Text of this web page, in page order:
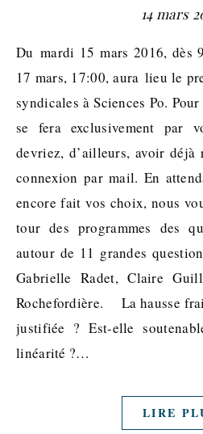
14 mars
Du mardi 15 mars 2016, dès 9:00 du matin, au jeudi
17 mars, 17:00, aura lieu le
syndicales à Sciences Po.
se fera exclusivement par
devriez, d’ailleurs, avoir
connexion par mail. En
encore fait vos choix, nous
tour des programmes des
autour de 11 grandes
Gabrielle Radet, Claire
Rochefordière. La hausse
justifiée ? Est-elle
linéarité ?…
LIRE